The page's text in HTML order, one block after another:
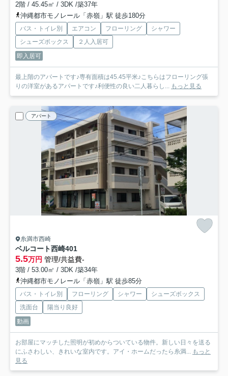
2階 / 45.45㎡ / 3DK /築37年
沖縄都市モノレール「赤嶺」駅 徒歩180分
バス・トイレ別 エアコン フローリング
シャワー
シューズボックス
２人入居可
即入居可
最上階のアパートです♪専有面積は45.45平米♪こちらはフローリング張
りの洋室があるアパートです♪利便性の良い二人暮らし... もっと見る
アパート
糸満市西崎
ベルコート西崎401
5.5万円 管理/共益費-
3階 / 53.00㎡ / 3DK /築34年
沖縄都市モノレール「赤嶺」駅 徒歩85分
バス・トイレ別 フローリング シャワー
シューズボックス
洗面台
陽当り良好
動画
お部屋にマッチした照明が初めからついている物件。新しい日々を送る
にふさわしい、きれいな室内です。アイ・ホームだったら糸満... もっと
見る